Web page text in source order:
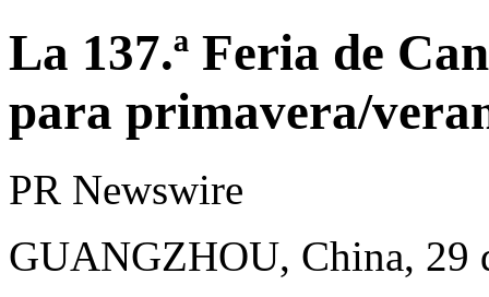
La 137.ª Feria de
para primavera/
PR Newswire
GUANGZHOU, China, 29